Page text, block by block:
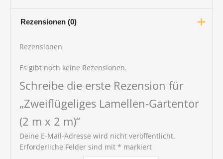
Rezensionen (0)
Rezensionen
Es gibt noch keine Rezensionen.
Schreibe die erste Rezension für
„Zweiflügeliges Lamellen-Gartentor
(2 m x 2 m)“
Deine E-Mail-Adresse wird nicht veröffentlicht.
Erforderliche Felder sind mit * markiert